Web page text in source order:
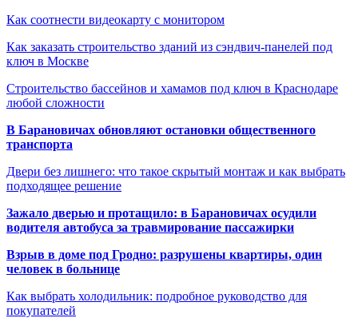
Как соотнести видеокарту с монитором
Как заказать строительство зданий из сэндвич-панелей под
ключ в Москве
Строительство бассейнов и хамамов под ключ в Краснодаре
любой сложности
В Барановичах обновляют остановки общественного
транспорта
Двери без лишнего: что такое скрытый монтаж и как выбрать
подходящее решение
Зажало дверью и протащило: в Барановичах осудили
водителя автобуса за травмирование пассажирки
Взрыв в доме под Гродно: разрушены квартиры, один
человек в больнице
Как выбрать холодильник: подробное руководство для
покупателей